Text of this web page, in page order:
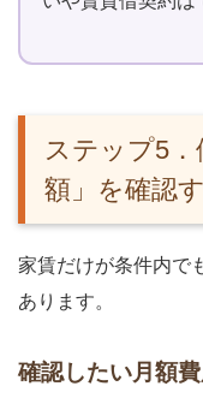
ステップ5
額」を確認
家賃だけが条件内で
あります。
確認したい月額費